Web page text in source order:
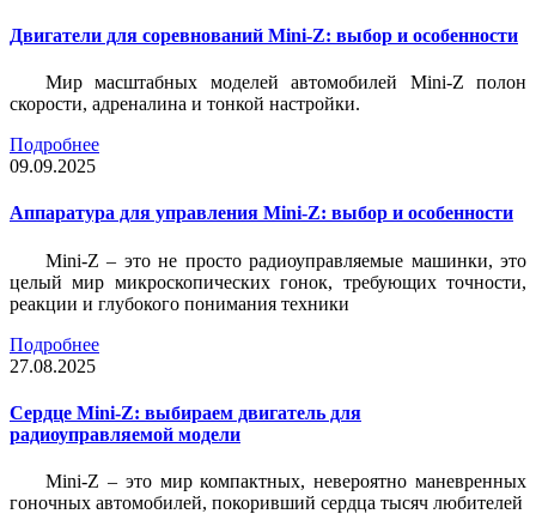
Двигатели для соревнований Mini-Z: выбор и особенности
Мир масштабных моделей автомобилей Mini-Z полон
скорости, адреналина и тонкой настройки.
Подробнее
09.09.2025
Аппаратура для управления Mini-Z: выбор и особенности
Mini-Z – это не просто радиоуправляемые машинки, это
целый мир микроскопических гонок, требующих точности,
реакции и глубокого понимания техники
Подробнее
27.08.2025
Сердце Mini-Z: выбираем двигатель для
радиоуправляемой модели
Mini-Z – это мир компактных, невероятно маневренных
гоночных автомобилей, покоривший сердца тысяч любителей